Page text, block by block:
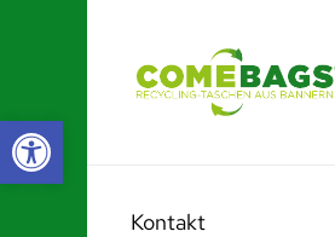
Werkzeugleiste öffnen
Kontakt